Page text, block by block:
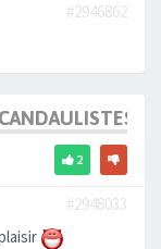
#2946862
2
#2948033